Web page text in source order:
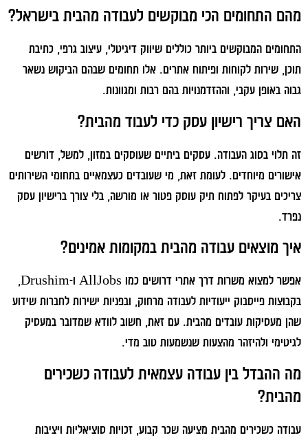
מהם התחומים הכי מבוקשים לעבודה מהבית בישראל?
התחומים המבוקשים ביותר כוללים שיווק דיגיטלי, עיצוב גרפי, כתיבת
תוכן, שירות לקוחות ופיתוח אתרים. אלו תחומים שבהם הביקוש נשאר
גבוה באופן עקבי, וההזדמנויות בהם רבות ומגוונות.
האם צריך רישיון עסק כדי לעבוד מהבית?
זה תלוי בסוג העבודה. עסקים ביתיים שעוסקים במזון, למשל, דורשים
אישורים מיוחדים. לעומת זאת, מי שעובדים כעצמאיים בתחומי השירותים
צריכים בעיקר לפתוח תיק עוסק פטור או מורשה, בלי צורך ברישיון עסק
נפרד.
איך מוצאים עבודה מהבית במקומות אמינים?
אפשר למצוא משרות דרך אתרי דרושים כמו AllJobs ו-Drushim,
בקבוצות פייסבוק ייעודיות לעבודה מרחוק, ובפניות ישירות לחברות שידוע
שהן מעסיקות עובדים מהבית. עם זאת, חשוב לוודא שמדובר במעסיק
לגיטימי ולהיזהר מהצעות שנשמעות טוב מדי.
מה ההבדל בין עבודה עצמאית לעבודה כשכירים
מהבית?
עבודה כשכירים מהבית מציעה שכר קבוע, זכויות סוציאליות ויציבות